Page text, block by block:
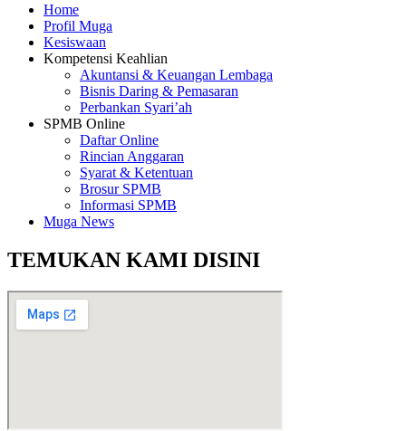
Home
Profil Muga
Kesiswaan
Kompetensi Keahlian
Akuntansi & Keuangan Lembaga
Bisnis Daring & Pemasaran
Perbankan Syari’ah
SPMB Online
Daftar Online
Rincian Anggaran
Syarat & Ketentuan
Brosur SPMB
Informasi SPMB
Muga News
TEMUKAN KAMI DISINI